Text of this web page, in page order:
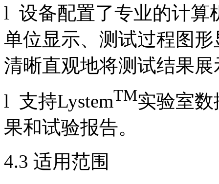
l 设备配置了专业的计算
单位显示、测试过程图
清晰直观地将测试结果
l 支持LystemTM实验室
果和试验报告。
4.3 适用范围